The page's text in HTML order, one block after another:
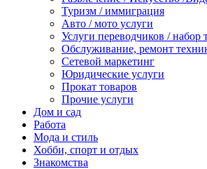
Туризм / иммиграция
Авто / мото услуги
Услуги переводчиков / набор
Обслуживание, ремонт
Сетевой маркетинг
Юридические услуги
Прокат товаров
Прочие услуги
Дом и сад
Работа
Мода и стиль
Хобби, спорт и отдых
Знакомства